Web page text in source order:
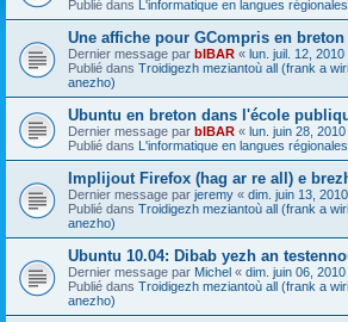
Publié dans L'informatique en langues
Une affiche pour GCompris en breton
Dernier message par bIBAR « lun. juil. 12, 2010
Publié dans Troidigezh meziantoù all (frank a
anezho)
Ubuntu en breton dans l'école
Dernier message par bIBAR « lun. juin 28,
Publié dans L'informatique en langues
Implijout Firefox (hag ar re all) e
Dernier message par jeremy « dim. juin 13,
Publié dans Troidigezh meziantoù all (frank a
anezho)
Ubuntu 10.04: Dibab yezh an
Dernier message par Michel « dim. juin 06,
Publié dans Troidigezh meziantoù all (frank a
anezho)